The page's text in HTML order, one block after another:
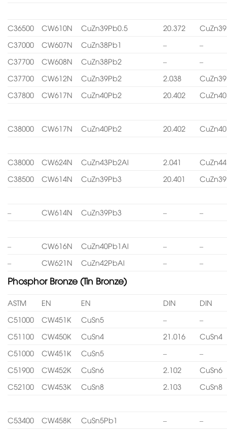
C36500 CW610N CuZn39Pb0.5 20.372
C37000
CW607N CuZn38Pb1 –
–
C37700
CW608N CuZn38Pb2 –
–
C37700
CW612N CuZn39Pb2 2.038
C37800
CW617N CuZn40Pb2 20.402
C38000 CW617N CuZn40Pb2 20.402
C38000 CW624N CuZn43Pb2Al 2.041
C38500
CW614N CuZn39Pb3 20.401
– CW614N CuZn39Pb3 – –
– CW616N CuZn40Pb1Al –
–
–
CW621N CuZn42PbAl – –
Phosphor Bronze (Tin Bronze)
ASTM EN EN DIN
DIN
C51000
CW451K CuSn5 –
–
C51100
CW450K CuSn4 21.016
CuSn4
C51000
CW451K CuSn5 –
–
C51900
CW452K CuSn6 2.102
CuSn6
C52100
CW453K CuSn8 2.103 CuSn8
C53400 CW458K CuSn5Pb1 – –